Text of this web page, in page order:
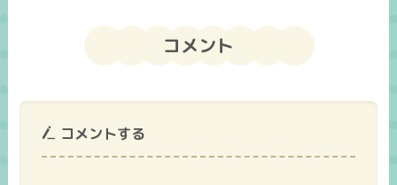
コメント
コメントする